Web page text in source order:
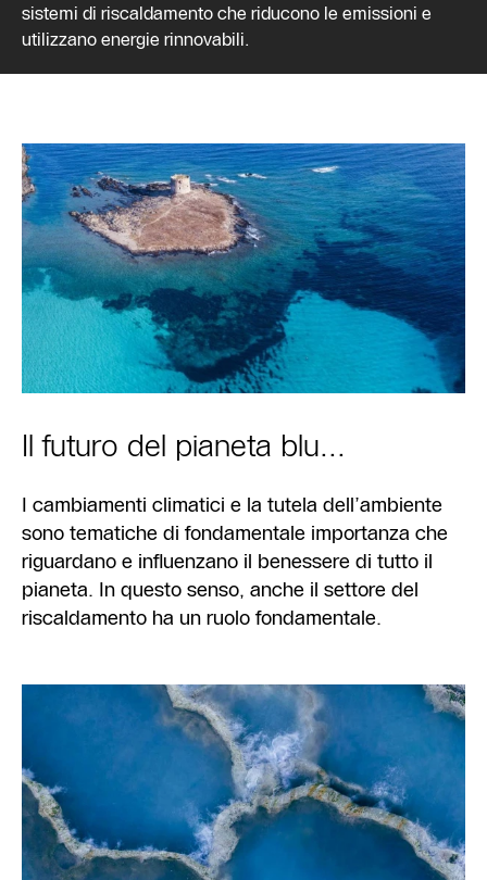
sistemi di riscaldamento che riducono le emissioni e
utilizzano energie rinnovabili.
Il futuro del pianeta blu...
I cambiamenti climatici e la tutela dell’ambiente
sono tematiche di fondamentale importanza che
riguardano e influenzano il benessere di tutto il
pianeta. In questo senso, anche il settore del
riscaldamento ha un ruolo fondamentale.